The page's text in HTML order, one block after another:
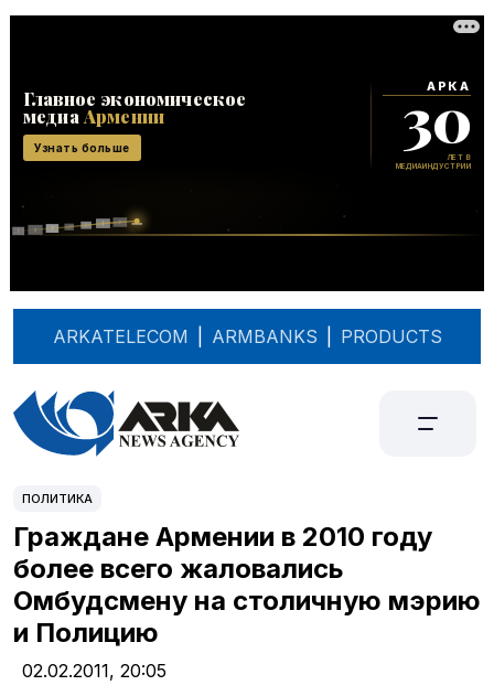
ARKATELECOM ARMBANKS PRODUCTS
ПОЛИТИКА
Граждане Армении в 2010 году
более всего жаловались
Омбудсмену на столичную мэрию
и Полицию
02.02.2011, 20:05